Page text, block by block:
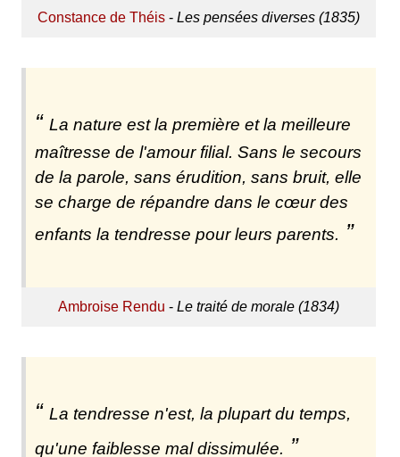
Constance de Théis- Les pensées diverses (1835)
La nature est la première et la meilleure
maîtresse de l'amour filial. Sans le secours
de la parole, sans érudition, sans bruit, elle
se charge de répandre dans le cœur des
enfants la tendresse pour leurs parents.
Ambroise Rendu - Le traité de morale (1834)
La tendresse n'est, la plupart du temps,
qu'une faiblesse mal dissimulée.